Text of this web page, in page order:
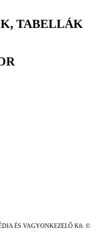
TABELLÁK
ÉS VAGYONKEZELŐ Kft. ©